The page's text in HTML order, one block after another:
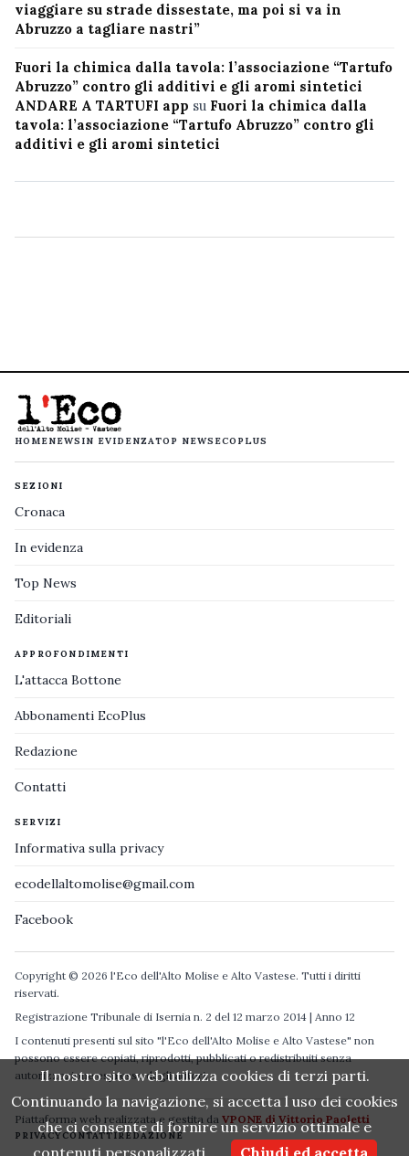
viaggiare su strade dissestate, ma poi si va in
Abruzzo a tagliare nastri”
Fuori la chimica dalla tavola: l’associazione “Tartufo
Abruzzo” contro gli additivi e gli aromi sintetici
ANDARE A TARTUFI app su Fuori la chimica dalla
tavola: l’associazione “Tartufo Abruzzo” contro gli
additivi e gli aromi sintetici
HOMENEWS IN EVIDENZATOP NEWS ECOPLUS
SEZIONI
Cronaca
In evidenza
Top News
Editoriali
APPROFONDIMENTI
L'attacca Bottone
Abbonamenti EcoPlus
Redazione
Contatti
SERVIZI
Informativa sulla privacy
ecodellaltomolise@gmail.com
Facebook
Copyright © 2026 l'Eco dell'Alto Molise e Alto Vastese. Tutti i diritti
riservati.
Registrazione Tribunale di Isernia n. 2 del 12 marzo 2014 | Anno 12
I contenuti presenti sul sito "l'Eco dell'Alto Molise e Alto Vastese" non
possono essere copiati, riprodotti, pubblicati o redistribuiti senza
autorizzazione espressa degli autori.
Piattaforma web realizzata e gestita da VPONE di Vittorio Paoletti
PRIVACYCONTATTIREDAZIONE
Il nostro sito web utilizza cookies di terzi parti.
Continuando la navigazione, si accetta l uso dei cookies
che ci consente di fornire un servizio ottimale e
contenuti personalizzati.
Chiudi ed accetta